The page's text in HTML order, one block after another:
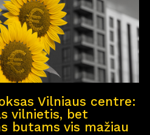
Vilniaus centre:
vilnietis, bet
butams vis mažiau